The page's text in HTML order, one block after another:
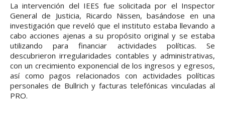
La intervención del IEES fue solicitada por el Inspector
General de Justicia, Ricardo Nissen, basándose en una
investigación que reveló que el instituto estaba llevando a
cabo acciones ajenas a su propósito original y se estaba
utilizando para financiar actividades políticas. Se
descubrieron irregularidades contables y administrativas,
con un crecimiento exponencial de los ingresos y egresos,
así como pagos relacionados con actividades políticas
personales de Bullrich y facturas telefónicas vinculadas al
PRO.